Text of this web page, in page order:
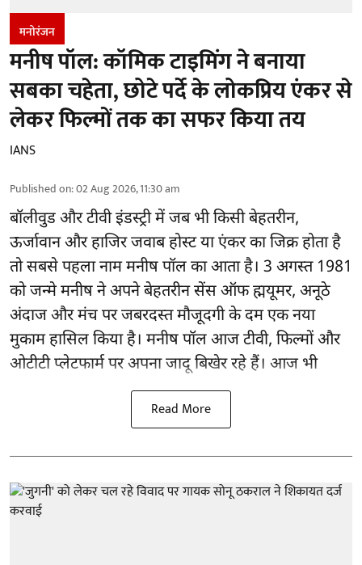
मनोरंजन
मनीष पॉल: कॉमिक टाइमिंग ने बनाया
सबका चहेता, छोटे पर्दे के लोकप्रिय एंकर से
लेकर फिल्मों तक का सफर किया तय
IANS
Published on:02 Aug 2026, 11:30 am
बॉलीवुड और टीवी इंडस्ट्री में जब भी किसी बेहतरीन,
ऊर्जावान और हाजिर जवाब होस्ट या एंकर का जिक्र होता है
तो सबसे पहला नाम मनीष पॉल का आता है। 3 अगस्त 1981
को जन्मे मनीष ने अपने बेहतरीन सेंस ऑफ ह्मयूमर, अनूठे
अंदाज और मंच पर जबरदस्त मौजूदगी के दम एक नया
मुकाम हासिल किया है। मनीष पॉल आज टीवी, फिल्मों और
ओटीटी प्लेटफार्म पर अपना जादू बिखेर रहे हैं। आज भी
Read More